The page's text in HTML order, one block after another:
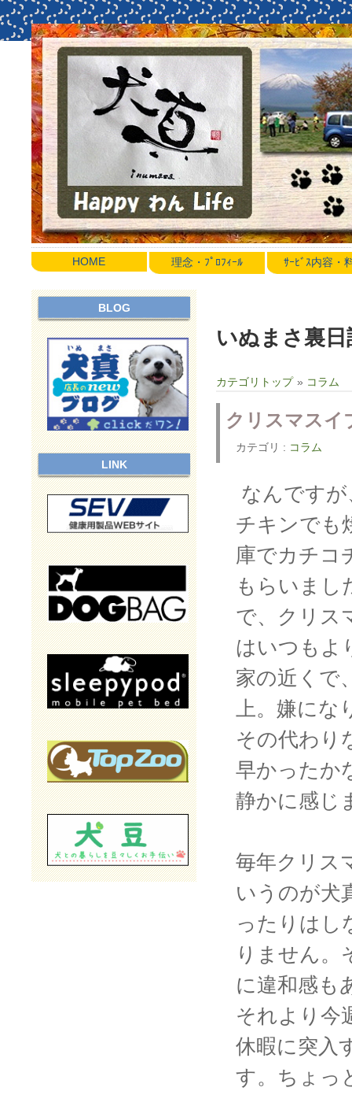
HOME 理念・ﾌﾟﾛﾌｨｰﾙ ｻｰﾋﾞｽ内容・
いぬまさ裏
カテゴリトップ » コラム
クリスマスイ
カテゴリ : コラム
なんです
チキンでも
庫でカチコ
もらいまし
で、クリス
はいつもよ
家の近くで
上。嫌に
その代わり
早かったか
静かに感じ
毎年クリス
いうのが犬
ったりはし
りません。
に違和感も
それより今
休暇に突入
す。ちょっ
BLOG
LINK